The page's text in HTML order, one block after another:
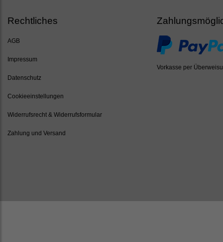
Rechtliches
AGB
Impressum
Datenschutz
Cookieeinstellungen
Widerrufsrecht & Widerrufsformular
Zahlung und Versand
Vorkasse per